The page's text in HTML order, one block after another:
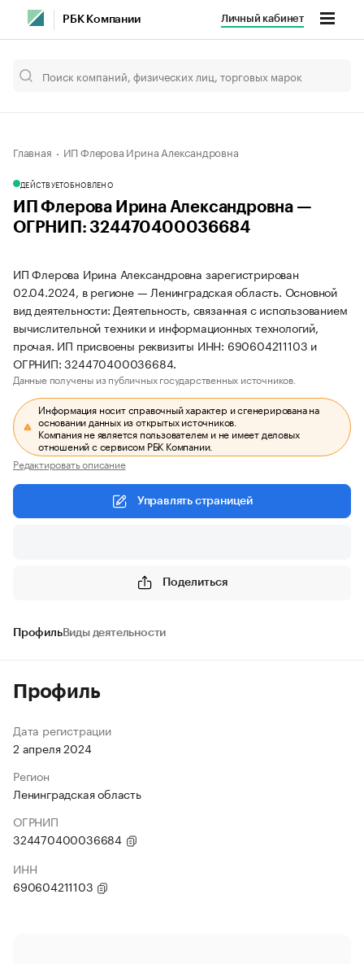
РБК Компании Личный кабинет
Главная ИП Флерова Ирина Александровна
ДЕЙСТВУЕТОБНОВЛЕНО
ИП Флерова Ирина Александровна —
ОГРНИП: 324470400036684
ИП Флерова Ирина Александровна зарегистрирован
02.04.2024, в регионе — Ленинградская область. Основной
вид деятельности: Деятельность, связанная с использованием
вычислительной техники и информационных технологий,
прочая. ИП присвоены реквизиты ИНН: 690604211103 и
ОГРНИП: 324470400036684.
Данные получены из публичных государственных источников.
Информация носит справочный характер и сгенерирована на
основании данных из открытых источников.
Компания не является пользователем и не имеет деловых
отношений с сервисом РБК Компании.
Редактировать описание
Управлять страницей
Поделиться
ПрофильВиды деятельности
Профиль
Дата регистрации
2 апреля 2024
Регион
Ленинградская область
ОГРНИП
324470400036684
ИНН
690604211103